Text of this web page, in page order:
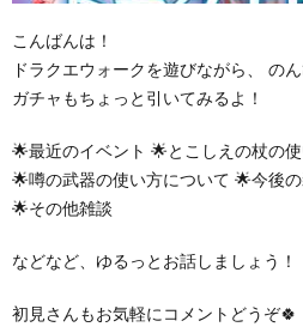
こんばんは！
ドラクエウォークを遊びながら、 の
ガチャもちょっと引いてみるよ！
🌟最近のイベント 🌟とこしえの杖の
🌟噂の武器の使い方について 🌟今後
🌟その他雑談
などなど、ゆるっとお話しましょう！
初見さんもお気軽にコメントどうぞ🍀